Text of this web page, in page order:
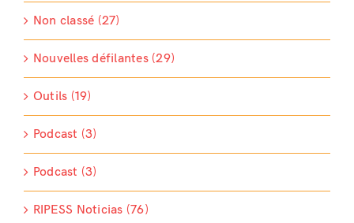
Non classé (27)
Nouvelles défilantes (29)
Outils (19)
Podcast (3)
Podcast (3)
RIPESS Noticias (76)